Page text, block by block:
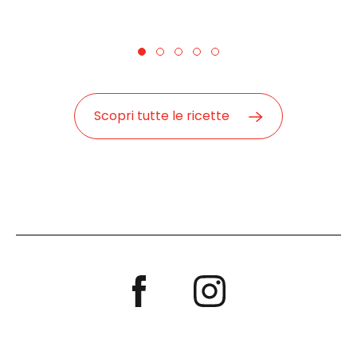
Scopri tutte le ricette